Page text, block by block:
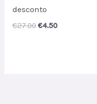
desconto
€27.00 Original
€4.50Current